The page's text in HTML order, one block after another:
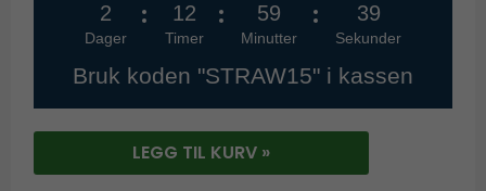
2
Dager
12
Timer
59
Minutter
38
Sekunder
Bruk koden "STRAW15" i kassen
LEGG TIL KURV »